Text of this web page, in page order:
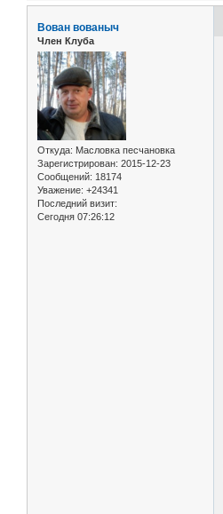
Вован вованыч
Член Клуба
Откуда: Масловка песчановка
Зарегистрирован: 2015-12-23
Сообщений: 18174
Уважение: +24341
Последний визит:
Сегодня 07:26:12